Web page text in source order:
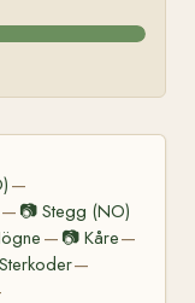
—
— 📷 Stegg (NO)
— 📷 Kåre—
Sterkoder—